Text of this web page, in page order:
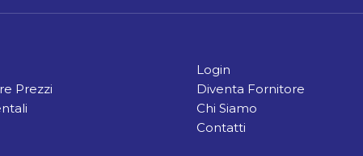
Prezzi
Login
Diventa Fornitore
Chi Siamo
Contatti